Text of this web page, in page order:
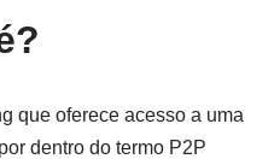
que oferece acesso a uma
dentro do termo P2P